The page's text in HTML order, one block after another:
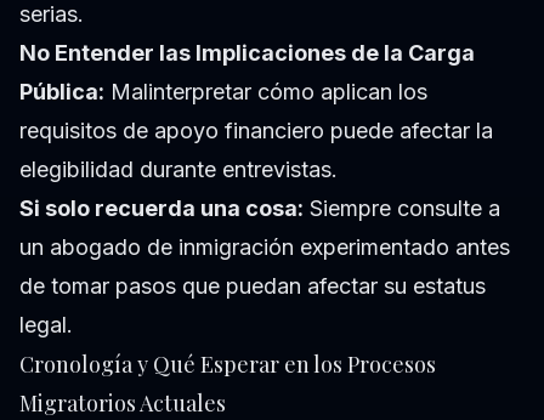
serias.
No Entender las Implicaciones de la Carga
Pública: Malinterpretar cómo aplican los
requisitos de apoyo financiero puede afectar la
elegibilidad durante entrevistas.
Si solo recuerda una cosa: Siempre consulte a
un abogado de inmigración experimentado antes
de tomar pasos que puedan afectar su estatus
legal.
Cronología y Qué Esperar en los Procesos
Migratorios Actuales